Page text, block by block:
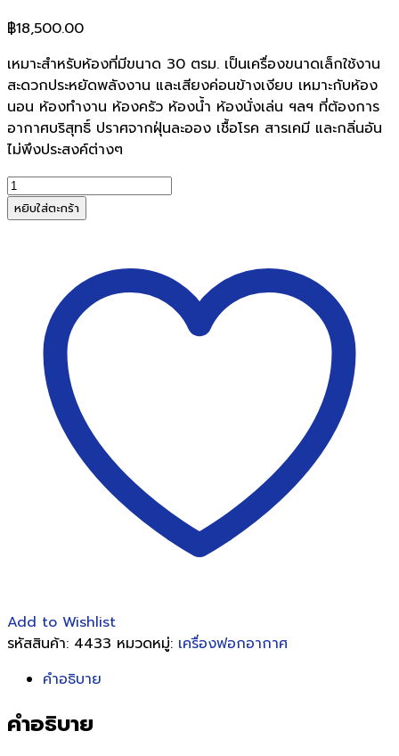
฿18,500.00
เหมาะสำหรับห้องที่มีขนาด 30 ตรม. เป็นเครื่องขนาดเล็กใช้งาน
สะดวกประหยัดพลังงาน และเสียงค่อนข้างเงียบ เหมาะกับห้อง
นอน ห้องทำงาน ห้องครัว ห้องน้ำ ห้องนั่งเล่น ฯลฯ ที่ต้องการ
อากาศบริสุทธิ์ ปราศจากฝุ่นละออง เชื้อโรค สารเคมี และกลิ่นอัน
ไม่พึงประสงค์ต่างๆ
จำนวน
เครื่อง
ฟอก
Purifier
หยิบใส่ตะกร้า
Add to Wishlist
รหัสสินค้า: 4433 หมวดหมู่: เครื่องฟอกอากาศ
คำอธิบาย
คำอธิบาย